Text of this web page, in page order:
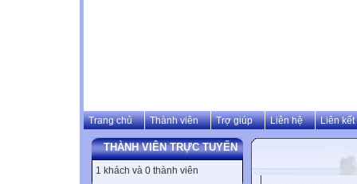
Trang chủ Thành viên Trợ giúp Liên hệ Liên kết
THÀNH VIÊN TRỰC TUYẾN
1 khách và 0 thành viên